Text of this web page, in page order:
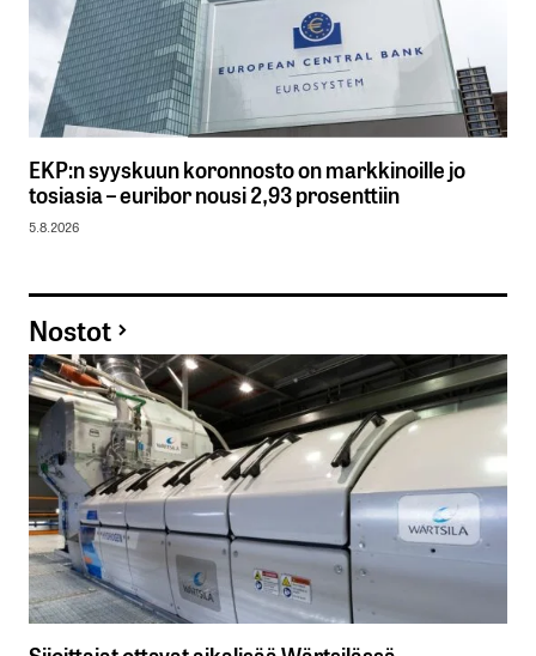
EKP:n syyskuun koronnosto on markkinoille jo
tosiasia – euribor nousi 2,93 prosenttiin
5.8.2026
Nostot